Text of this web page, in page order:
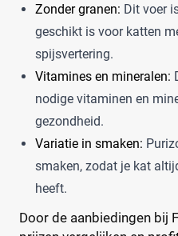
Zonder granen: Dit voer
geschikt is voor katten
spijsvertering.
Vitamines en mineralen:
nodige vitaminen en
gezondheid.
Variatie in smaken:
smaken, zodat je kat
heeft.
Door de aanbiedingen bij